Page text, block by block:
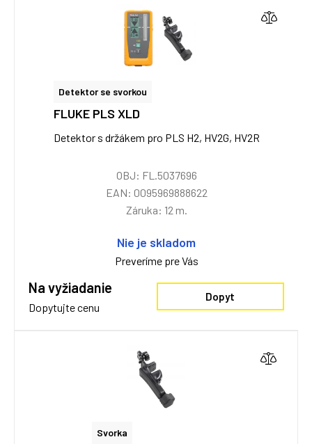
Detektor se svorkou
FLUKE PLS XLD
Detektor s držákem pro PLS H2, HV2G, HV2R
OBJ: FL.5037696
EAN: 0095969888622
Záruka: 12 m.
Nie je skladom
Preveríme pre Vás
Na vyžiadanie
Dopytujte cenu
Dopyt
Svorka